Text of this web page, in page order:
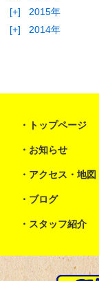
[+]
2015年
[+]
2014年
トップページ
お知らせ
アクセス・地図
ブログ
スタッフ紹介